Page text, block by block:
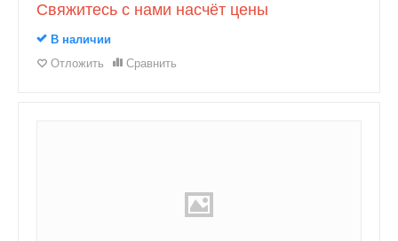
Свяжитесь с нами насчёт цены
В наличии
Отложить
Сравнить